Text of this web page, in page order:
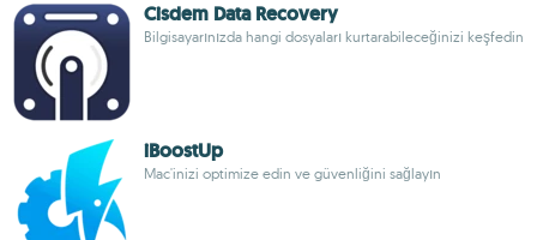
Cisdem Data Recovery
Bilgisayarınızda hangi dosyaları kurtarabileceğinizi keşfedin
iBoostUp
Mac'inizi optimize edin ve güvenliğini sağlayın